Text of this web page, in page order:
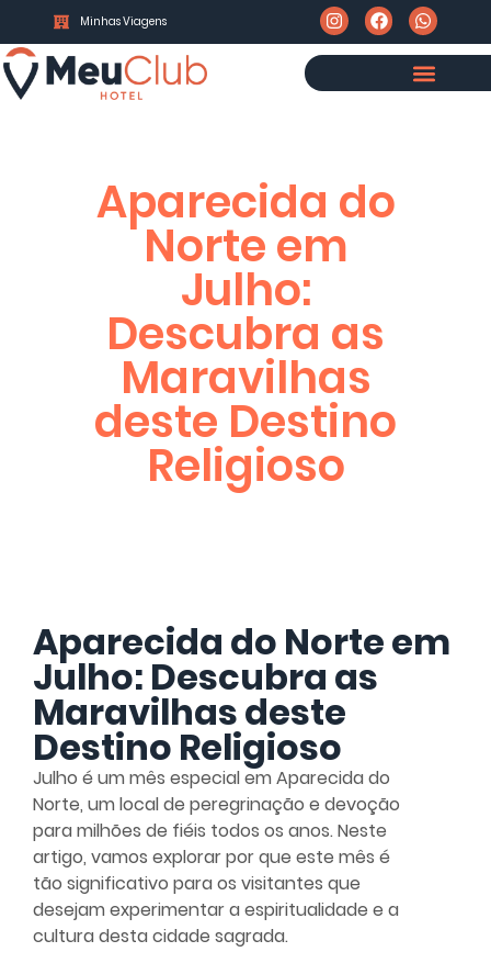
Minhas Viagens
Aparecida do
Norte em
Julho:
Descubra as
Maravilhas
deste Destino
Religioso
Aparecida do Norte em
Julho: Descubra as
Maravilhas deste
Destino Religioso
Julho é um mês especial em Aparecida do
Norte, um local de peregrinação e devoção
para milhões de fiéis todos os anos. Neste
artigo, vamos explorar por que este mês é
tão significativo para os visitantes que
desejam experimentar a espiritualidade e a
cultura desta cidade sagrada.